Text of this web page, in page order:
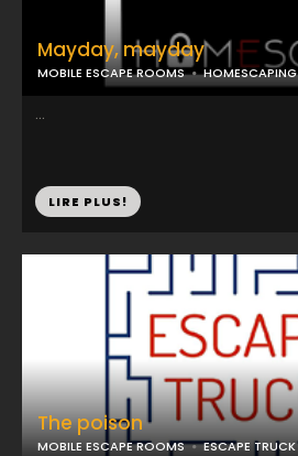
The poison
MOBILE ESCAPE ROOMS ESCAPE TRUCK
Mayday, mayday
MOBILE ESCAPE ROOMS HOMESCAPING
...
LIRE PLUS!